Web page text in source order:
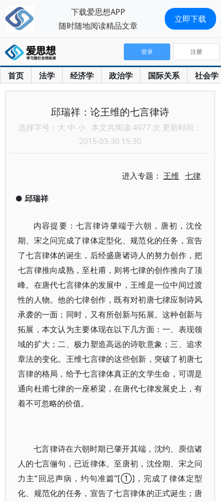
首页 法学 经济学 政治学 国际关系 社会学
登录 注册
邱瑞祥：论王维的七言律诗
选择字号： 大 中 小 本文共阅读 4077 次 更新时间：
2015-03-30 15:30
进入专题：王维 七律
● 邱瑞祥
内容提要：七言律诗肇端于六朝，唐初，沈佺
期、宋之问完成了律体定型化、规范化的任务，宣告
了七言律体的诞生，后经盛唐诸诗人的努力创作，把
七言律推向成熟，至杜甫，则将七律的创作推向了顶
峰。在唐代七言律体的发展中，王维是一位中间过渡
性的人物。他的七律创作，既有对初唐七律应制诗风
承袭的一面；同时，又有所创新与拓展。这种创新与
拓展，本文认为主要体现在以下几方面：一、表现领
域的扩大；二、极力塑造高远的诗歌意象；三、追求
章法的变化。王维七言律的这些创新，突破了初唐七
言律的格局，给予七言律体真正的文学生命，可谓是
通向杜甫七律的一座桥梁，在唐代七律发展史上，有
着不可忽略的价值。
七言律诗在六朝时期已肇开其端，沈约、庾信诸
人的七言俪句，已近律体。至唐初，沈佺期、宋之问
力主“回忌声病，约句准篇”[①]，完成了律体定型
化、规范化的任务，宣告了七言律体的正式诞生；唐
下载爱思想APP
随时随地阅读精品文章
立即下载